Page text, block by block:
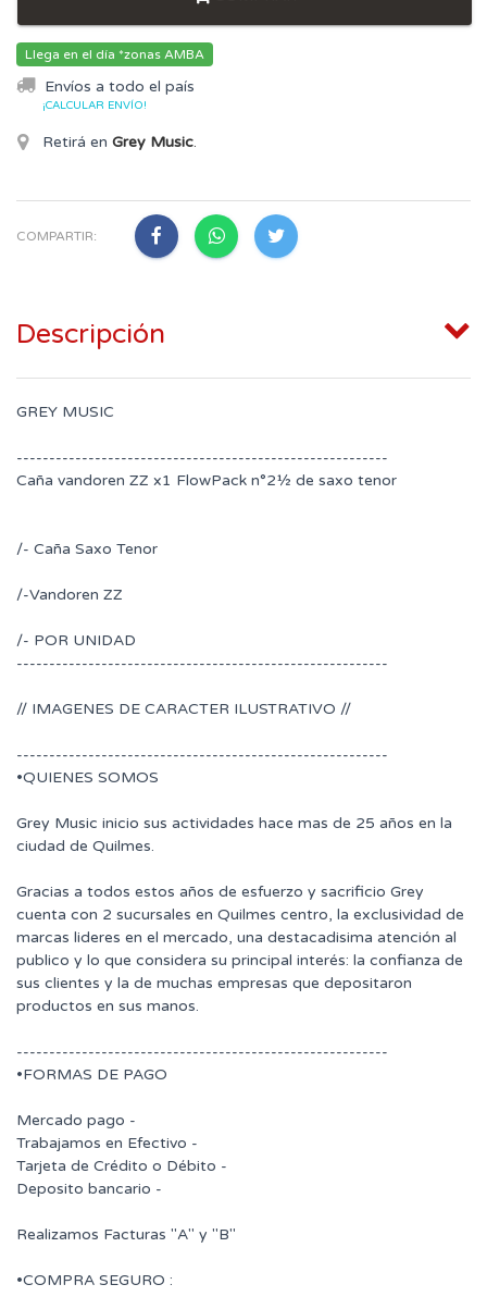
Llega en el día *zonas AMBA
Envíos a todo el país
¡CALCULAR ENVÍO!
Retirá en Grey Music.
COMPARTIR:
Descripción
GREY MUSIC
---------------------------------------------------------
Caña vandoren ZZ x1 FlowPack n°2½ de saxo tenor
/- Caña Saxo Tenor
/-Vandoren ZZ
/- POR UNIDAD
---------------------------------------------------------
// IMAGENES DE CARACTER ILUSTRATIVO //
---------------------------------------------------------
•QUIENES SOMOS
Grey Music inicio sus actividades hace mas de 25 años en la
ciudad de Quilmes.
Gracias a todos estos años de esfuerzo y sacrificio Grey
cuenta con 2 sucursales en Quilmes centro, la exclusividad de
marcas lideres en el mercado, una destacadisima atención al
publico y lo que considera su principal interés: la confianza de
sus clientes y la de muchas empresas que depositaron
productos en sus manos.
---------------------------------------------------------
•FORMAS DE PAGO
Mercado pago -
Trabajamos en Efectivo -
Tarjeta de Crédito o Débito -
Deposito bancario -
Realizamos Facturas "A" y "B"
•COMPRA SEGURO :